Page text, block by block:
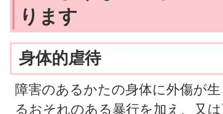
ります
身体的虐待
障害のあるかたの身体に外傷が
るおそれのある暴行を加え、又